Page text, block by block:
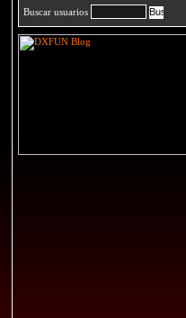
Buscar usuarios